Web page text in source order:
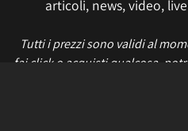
articoli, news, video,
Tutti i prezzi sono validi al
fai click o acquisti qualcosa,